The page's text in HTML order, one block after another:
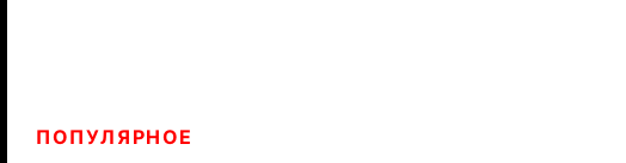
ПОПУЛЯРНОЕ